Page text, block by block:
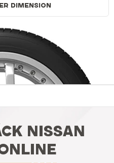
DIMENSION
NISSAN